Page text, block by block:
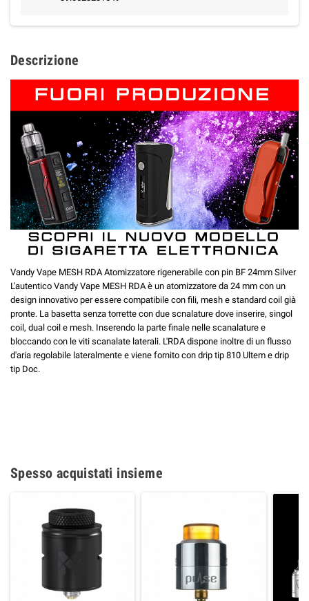
Descrizione
Vandy Vape MESH RDA Atomizzatore rigenerabile con pin BF 24mm Silver
L'autentico Vandy Vape MESH RDA è un atomizzatore da 24 mm con un
design innovativo per essere compatibile con fili, mesh e standard coil già
pronte. La basetta senza torrette con due scnalature dove inserire, singol
coil, dual coil e mesh. Inserendo la parte finale nelle scanalature e
bloccando con le viti scanalate laterali. L'RDA dispone inoltre di un flusso
d'aria regolabile lateralmente e viene fornito con drip tip 810 Ultem e drip
tip Doc.
Spesso acquistati insieme